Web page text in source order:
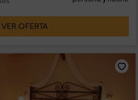
VER OFERTA